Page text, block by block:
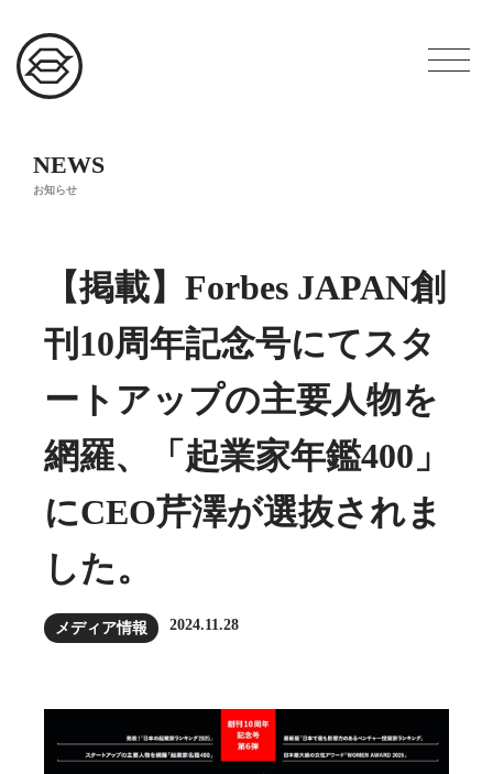
NEWS
お知らせ
【掲載】Forbes JAPAN創
刊10周年記念号にてスタ
ートアップの主要人物を
網羅、「起業家年鑑400」
にCEO芹澤が選抜されま
した。
メディア情報 2024.11.28